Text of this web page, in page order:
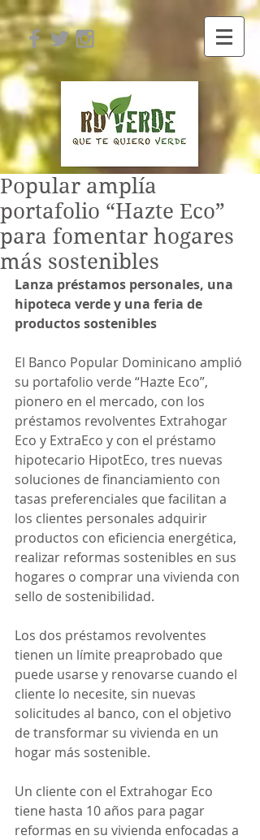
Popular amplía
portafolio “Hazte Eco”
para fomentar hogares
más sostenibles
Lanza préstamos personales, una
hipoteca verde y una feria de
productos sostenibles
El Banco Popular Dominicano amplió
su portafolio verde “Hazte Eco”,
pionero en el mercado, con los
préstamos revolventes Extrahogar
Eco y ExtraEco y con el préstamo
hipotecario HipotEco, tres nuevas
soluciones de financiamiento con
tasas preferenciales que facilitan a
los clientes personales adquirir
productos con eficiencia energética,
realizar reformas sostenibles en sus
hogares o comprar una vivienda con
sello de sostenibilidad.
Los dos préstamos revolventes
tienen un límite preaprobado que
puede usarse y renovarse cuando el
cliente lo necesite, sin nuevas
solicitudes al banco, con el objetivo
de transformar su vivienda en un
hogar más sostenible.
Un cliente con el Extrahogar Eco
tiene hasta 10 años para pagar
reformas en su vivienda enfocadas a